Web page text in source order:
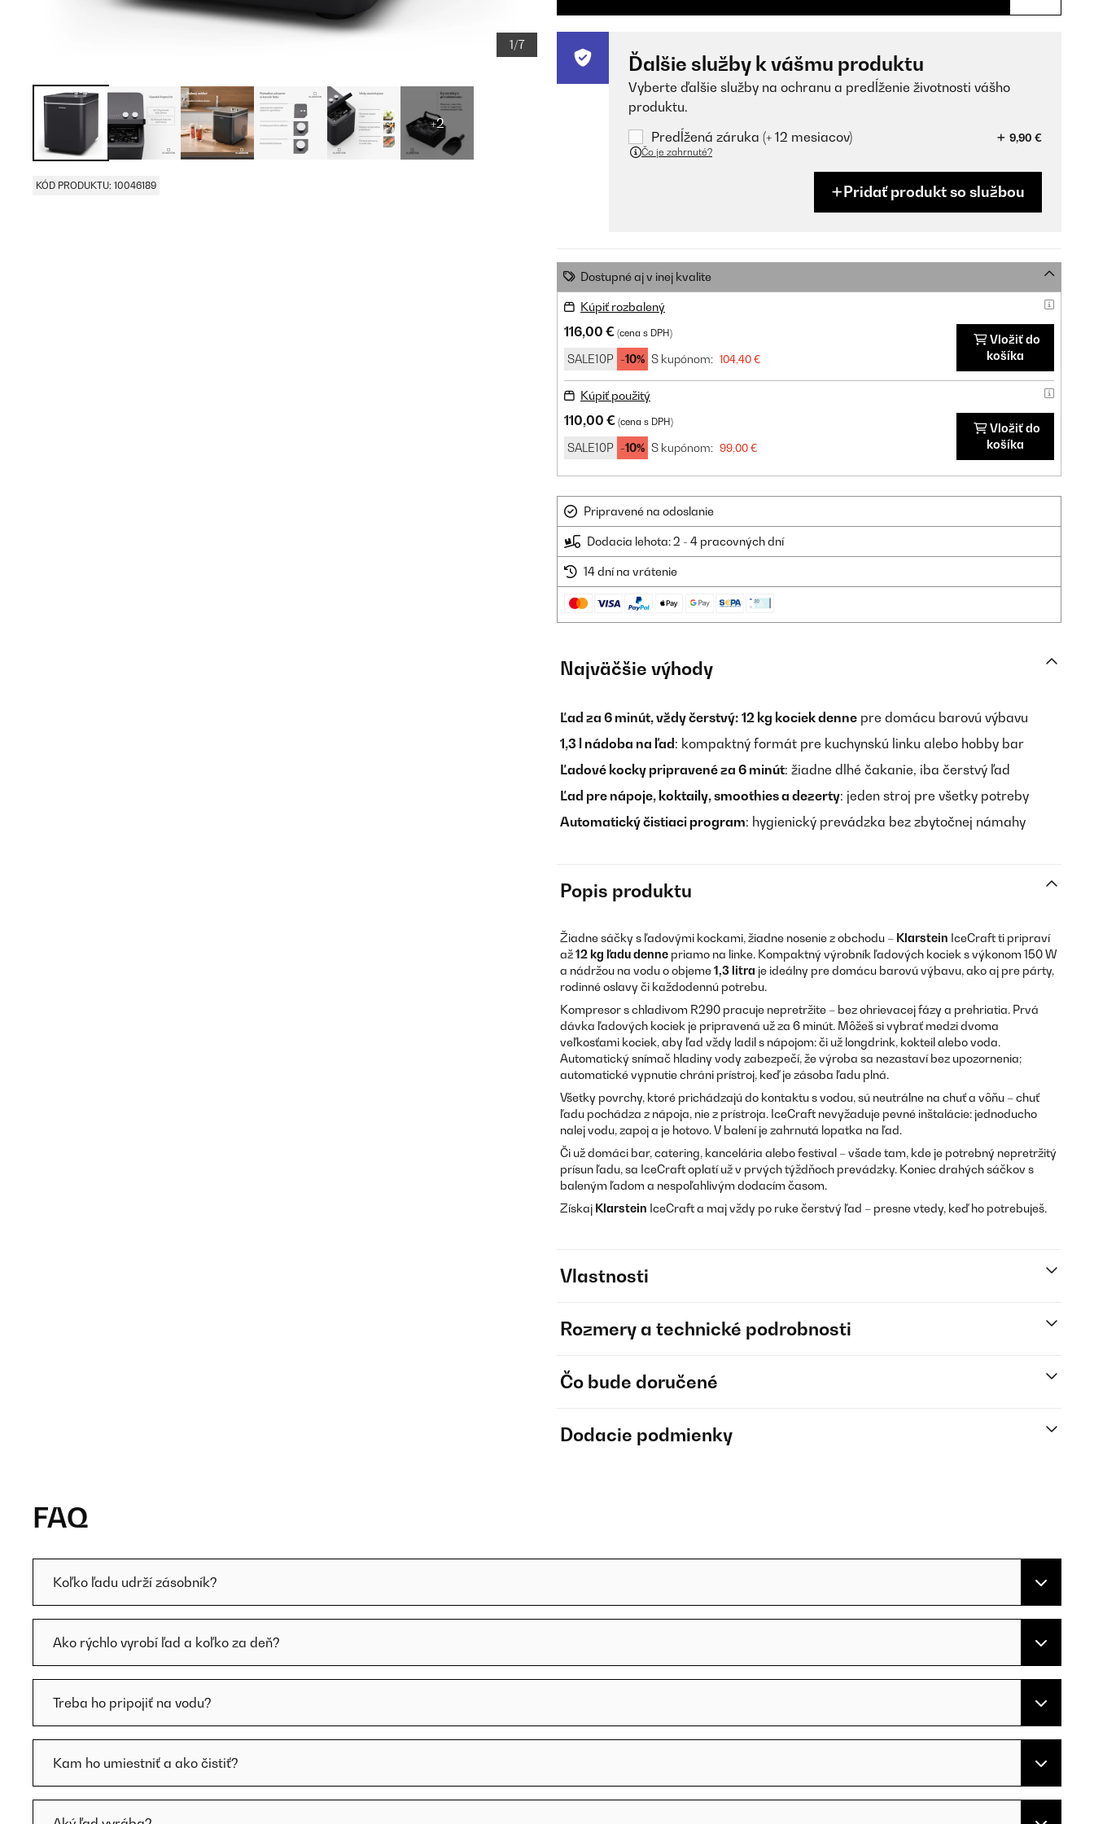
1/7
+2
KÓD PRODUKTU: 10046189
Ďalšie služby k vášmu produktu
Vyberte ďalšie služby na ochranu a predĺženie životnosti vášho
produktu.
Predĺžená záruka (+ 12 mesiacov)
9,90 €
Čo je zahrnuté?
Pridať produkt so službou
Dostupné aj v inej kvalite
Kúpiť rozbalený
116,00 € (cena s DPH)
SALE10P -10% S kupónom: 104,40 €
Vložiť do
košíka
Kúpiť použitý
110,00 € (cena s DPH)
SALE10P -10% S kupónom: 99,00 €
Vložiť do
košíka
Pripravené na odoslanie
Dodacia lehota: 2 - 4 pracovných dní
14 dní na vrátenie
Najväčšie výhody
Ľad za 6 minút, vždy čerstvý: 12 kg kociek denne pre domácu barovú výbavu
1,3 l nádoba na ľad : kompaktný formát pre kuchynskú linku alebo hobby bar
Ľadové kocky pripravené za 6 minút: žiadne dlhé čakanie, iba čerstvý ľad
Ľad pre nápoje, koktaily, smoothies a dezerty: jeden stroj pre všetky potreby
Automatický čistiaci program: hygienický prevádzka bez zbytočnej námahy
Popis produktu
Žiadne sáčky s ľadovými kockami, žiadne nosenie z obchodu – Klarstein IceCraft ti pripraví
až12 kg ľadu denne priamo na linke. Kompaktný výrobník ľadových kociek s výkonom 150 W
a nádržou na vodu o objeme1,3 litra je ideálny pre domácu barovú výbavu, ako aj pre párty,
rodinné oslavy či každodennú potrebu.
Kompresor s chladivom R290 pracuje nepretržite – bez ohrievacej fázy a prehriatia. Prvá
dávka ľadových kociek je pripravená už za 6 minút. Môžeš si vybrať medzi dvoma
veľkosťami kociek, aby ľad vždy ladil s nápojom: či už longdrink, kokteil alebo voda.
Automatický snímač hladiny vody zabezpečí, že výroba sa nezastaví bez upozornenia;
automatické vypnutie chráni prístroj, keď je zásoba ľadu plná.
Všetky povrchy, ktoré prichádzajú do kontaktu s vodou, sú neutrálne na chuť a vôňu – chuť
ľadu pochádza z nápoja, nie z prístroja. IceCraft nevyžaduje pevné inštalácie: jednoducho
nalej vodu, zapoj a je hotovo. V balení je zahrnutá lopatka na ľad.
Či už domáci bar, catering, kancelária alebo festival – všade tam, kde je potrebný nepretržitý
prísun ľadu, sa IceCraft oplatí už v prvých týždňoch prevádzky. Koniec drahých sáčkov s
baleným ľadom a nespoľahlivým dodacím časom.
Získaj Klarstein IceCraft a maj vždy po ruke čerstvý ľad – presne vtedy, keď ho potrebuješ.
Vlastnosti
Rozmery a technické podrobnosti
Čo bude doručené
Dodacie podmienky
FAQ
Koľko ľadu udrží zásobník?
Ako rýchlo vyrobí ľad a koľko za deň?
Treba ho pripojiť na vodu?
Kam ho umiestniť a ako čistiť?